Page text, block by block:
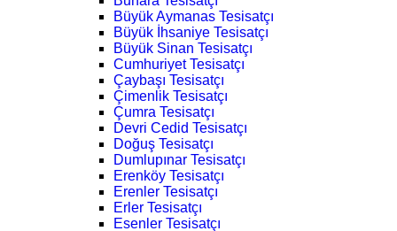
Büyük Aymanas Tesisatçı
Büyük İhsaniye Tesisatçı
Büyük Sinan Tesisatçı
Cumhuriyet Tesisatçı
Çaybaşı Tesisatçı
Çimenlik Tesisatçı
Çumra Tesisatçı
Devri Cedid Tesisatçı
Doğuş Tesisatçı
Dumlupınar Tesisatçı
Erenköy Tesisatçı
Erenler Tesisatçı
Erler Tesisatçı
Esenler Tesisatçı